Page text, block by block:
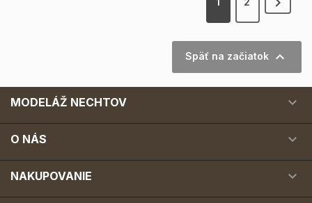
Späť na začiatok 
MODELÁŽ NECHTOV 
O NÁS 
NAKUPOVANIE 